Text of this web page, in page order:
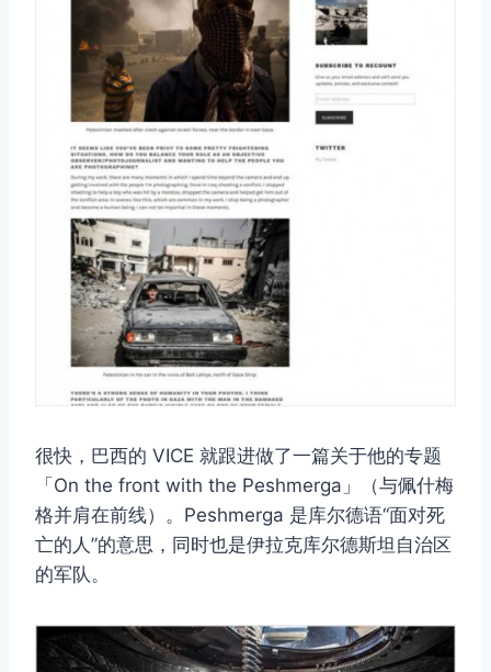
很快，巴西的 VICE 就跟进做了一篇关于他的专题
「On the front with the Peshmerga」（与佩什梅
格并肩在前线）。Peshmerga 是库尔德语“面对死
亡的人”的意思，同时也是伊拉克库尔德斯坦自治区
的军队。